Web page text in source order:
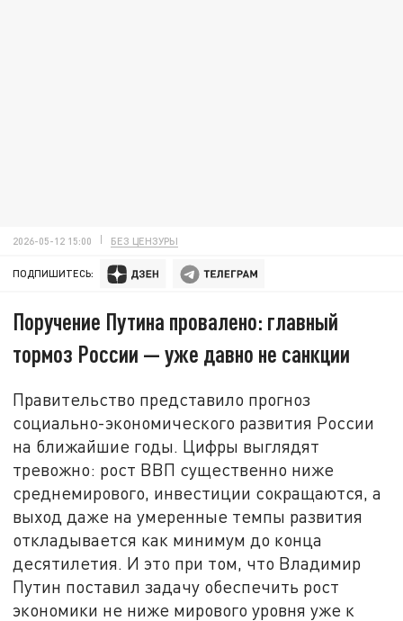
2026-05-12 15:00 БЕЗ ЦЕНЗУРЫ
ПОДПИШИТЕСЬ:
Поручение Путина провалено: главный
тормоз России — уже давно не санкции
Правительство представило прогноз
социально-экономического развития России
на ближайшие годы. Цифры выглядят
тревожно: рост ВВП существенно ниже
среднемирового, инвестиции сокращаются, а
выход даже на умеренные темпы развития
откладывается как минимум до конца
десятилетия. И это при том, что Владимир
Путин поставил задачу обеспечить рост
экономики не ниже мирового уровня уже к